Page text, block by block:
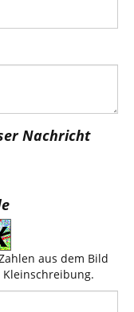
Nachricht
aus dem Bild